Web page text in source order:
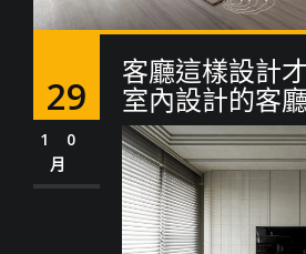
29
10
月
客廳這樣設計
室內設計的客